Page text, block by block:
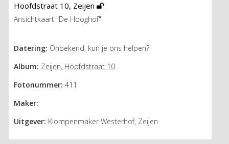
Hoofdstraat 10, Zeijen
Ansichtkaart "De Hooghof"
Datering: Onbekend, kun je ons helpen?
Album: Zeijen, Hoofdstraat 10
Fotonummer: 411
Maker:
Uitgever: Klompenmaker Westerhof, Zeijen